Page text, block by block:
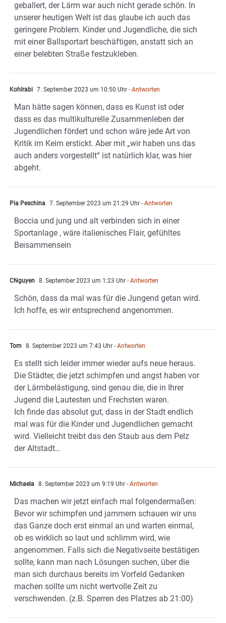
geballert, der Lärm war auch nicht gerade schön. In
unserer heutigen Welt ist das glaube ich auch das
geringere Problem. Kinder und Jugendliche, die sich
mit einer Ballsportart beschäftigen, anstatt sich an
einer belebten Straße festzukleben.
Kohlrabi 7. September 2023 um 10:50 Uhr - Antworten
Man hätte sagen können, dass es Kunst ist oder
dass es das multikulturelle Zusammenleben der
Jugendlichen fördert und schon wäre jede Art von
Kritik im Keim erstickt. Aber mit „wir haben uns das
auch anders vorgestellt“ ist natürlich klar, was hier
abgeht.
Pia Peschina 7. September 2023 um 21:29 Uhr - Antworten
Boccia und jung und alt verbinden sich in einer
Sportanlage , wäre italienisches Flair, gefühltes
Beisammensein
CNguyen 8. September 2023 um 1:23 Uhr - Antworten
Schön, dass da mal was für die Jungend getan wird.
Ich hoffe, es wir entsprechend angenommen.
Tom 8. September 2023 um 7:43 Uhr - Antworten
Es stellt sich leider immer wieder aufs neue heraus.
Die Städter, die jetzt schimpfen und angst haben vor
der Lärmbelästigung, sind genau die, die in Ihrer
Jugend die Lautesten und Frechsten waren.
Ich finde das absolut gut, dass in der Stadt endlich
mal was für die Kinder und Jugendlichen gemacht
wird. Vielleicht treibt das den Staub aus dem Pelz
der Altstadt…
Michaela 8. September 2023 um 9:19 Uhr - Antworten
Das machen wir jetzt einfach mal folgendermaßen:
Bevor wir schimpfen und jammern schauen wir uns
das Ganze doch erst einmal an und warten einmal,
ob es wirklich so laut und schlimm wird, wie
angenommen. Falls sich die Negativseite bestätigen
sollte, kann man nach Lösungen suchen, über die
man sich durchaus bereits im Vorfeld Gedanken
machen sollte um nicht wertvolle Zeit zu
verschwenden. (z.B. Sperren des Platzes ab 21:00)